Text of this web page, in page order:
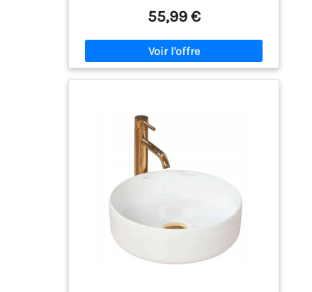
salles de bain, solution gain de place
efficace. Installation flexible 2 en 1: Utilisez-
le comme lavabo suspendu ou à poser selon
votre configuration. Installation simple et
rapide, parfaite pour WC modernes,
rénovation ou nouveaux projets. Qualité
résistante aux rayures et taches. Surface
lisse facile à nettoyer, hygiénique et conçue
pour durer dans le temps. Design moderne
et pratique: Forme rectangulaire élégante
avec trou pour robinetterie, sans trop-plein
pour un look épuré. Parfait pour un intérieur
contemporain et une utilisation quotidienne
confortable. Idéal pour WC invités: Petit
lavabo fonctionnel et esthétique, parfait
pour toilettes invités, salle d’eau ou espaces
étroits. Combine design moderne, praticité
et optimisation de l’espace.
55,99 €